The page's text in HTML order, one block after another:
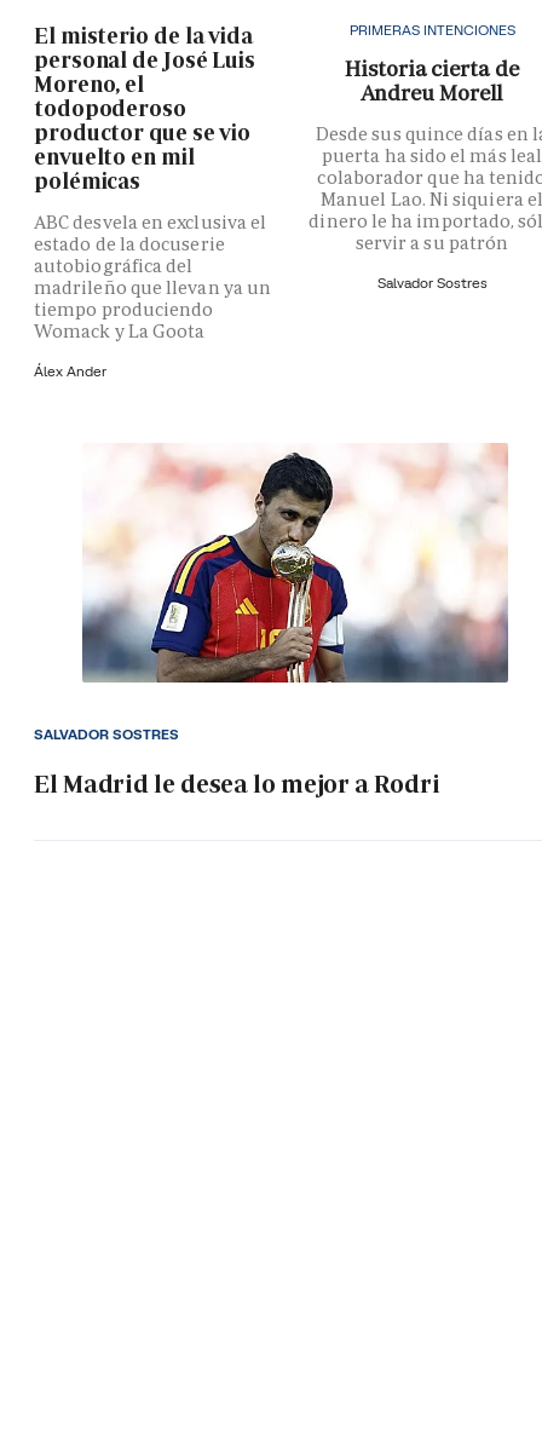
El misterio de la vida
personal de José Luis
Moreno, el
todopoderoso
productor que se vio
envuelto en mil
polémicas
ABC desvela en exclusiva el
estado de la docuserie
autobiográfica del
madrileño que llevan ya un
tiempo produciendo
Womack y La Goota
Álex Ander
PRIMERAS INTENCIONES
Historia cierta de
Andreu Morell
Desde sus quince días en
puerta ha sido el más leal
colaborador que ha
Manuel Lao. Ni siquiera
dinero le ha importado,
servir a su patrón
Salvador Sostres
El Madrid le desea lo mejor a Rodri
SALVADOR SOSTRES